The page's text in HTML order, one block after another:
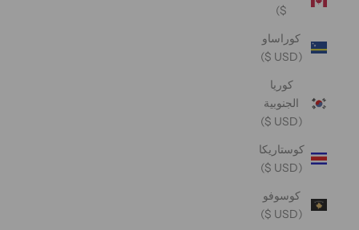
$)
كوراساو
(USD $)
كوريا
الجنوبية
(USD $)
كوستاريكا
(USD $)
كوسوفو
(USD $)